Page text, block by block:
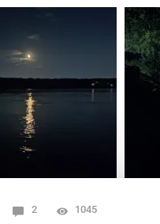
дальнейших поклёвок.
2 1045